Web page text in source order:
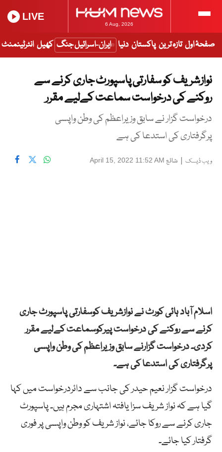
6 Aug, 2026
LIVE
صفحۂ اول تازہ ترین پاکستان دنیا ایران-اسرائیل جنگ کھیل انٹرٹینمنٹ
نوازشریف کو سفارتی پاسپورٹ جاری کرنے سے
روکنے کی درخواست سماعت کےلیے مقرر
درخواست گزار نے سابق وزیراعظم کی وطن واپسی
پرگرفتاری کی استدعا کی ہے
ویب ڈیسک | شائع April 15, 2022 11:52 AM
اسلام آباد ہائی کورٹ نے نوازشریف کوسفارتی پاسپورٹ جاری
کرنے سے روکنے کی درخواست پیرکوسماعت کےلیے مقرر
کردی۔ درخواست گزارنے سابق وزیراعظم کی وطن واپسی
پرگرفتاری کی استدعا کی ہے۔
درخواست گزار نعیم حیدر کی جانب سے دائردرخواست میں کہا
گیا ہے کہ نواز شریف سزا یافتہ اشتہاری مجرم ہیں۔ پاسپورٹ
جاری کرنے سے روکا جائے، نواز شریف کو وطن واپسی پر فوری
گرفتار کیا جائے۔